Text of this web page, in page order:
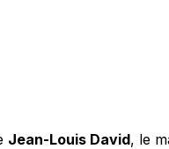
Jean-Louis David, le